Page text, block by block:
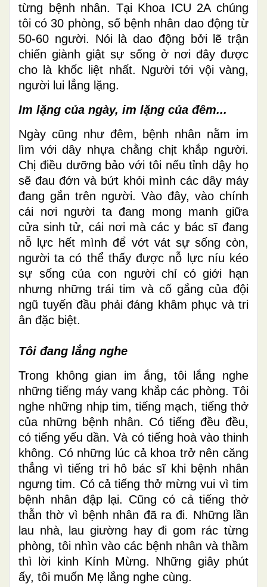
từng bệnh nhân. Tại Khoa ICU 2A chúng
tôi có 30 phòng, số bệnh nhân dao động từ
50-60 người. Nói là dao động bởi lẽ trận
chiến giành giật sự sống ở nơi đây được
cho là khốc liệt nhất. Người tới vội vàng,
người lui lẳng lặng.
Im lặng của ngày, im lặng của đêm...
Ngày cũng như đêm, bệnh nhân nằm im
lìm với dây nhựa chằng chịt khắp người.
Chị điều dưỡng bảo với tôi nếu tỉnh dậy họ
sẽ đau đớn và bứt khỏi mình các dây máy
đang gắn trên người. Vào đây, vào chính
cái nơi người ta đang mong manh giữa
cửa sinh tử, cái nơi mà các y bác sĩ đang
nỗ lực hết mình để vớt vát sự sống còn,
người ta có thể thấy được nỗ lực níu kéo
sự sống của con người chỉ có giới hạn
nhưng những trái tim và cố gắng của đội
ngũ tuyến đầu phải đáng khâm phục và tri
ân đặc biệt.
Tôi đang lắng nghe
Trong không gian im ắng, tôi lắng nghe
những tiếng máy vang khắp các phòng. Tôi
nghe những nhịp tim, tiếng mạch, tiếng thở
của những bệnh nhân. Có tiếng đều đều,
có tiếng yếu dần. Và có tiếng hoà vào thinh
không. Có những lúc cả khoa trở nên căng
thẳng vì tiếng tri hô bác sĩ khi bệnh nhân
ngưng tim. Có cả tiếng thở mừng vui vì tim
bệnh nhân đập lại. Cũng có cả tiếng thở
thẫn thờ vì bệnh nhân đã ra đi. Những lần
lau nhà, lau giường hay đi gom rác từng
phòng, tôi nhìn vào các bệnh nhân và thầm
thì lời kinh Kính Mừng. Những giây phút
ấy, tôi muốn Mẹ lắng nghe cùng.